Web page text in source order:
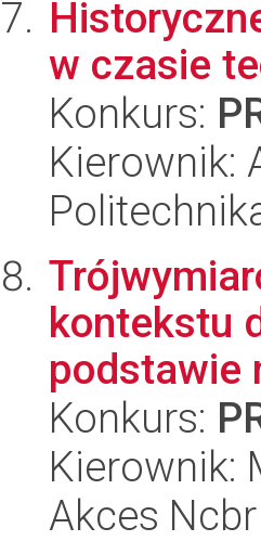
w czasie
Konkurs:
Kierownik:
kontekstu
podstawie
Konkurs:
Kierownik:
Akces